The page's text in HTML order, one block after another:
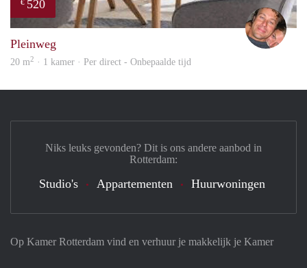
€ 520
Bj Bj
Pleinweg
20 m2 · 1 kamer · Per direct - Onbepaalde tijd
Op Kamer Rotterdam vind en verhuur je makkelijk je Kamer
Niks leuks gevonden? Dit is ons andere aanbod in
Rotterdam:
Studio's Appartementen Huurwoningen